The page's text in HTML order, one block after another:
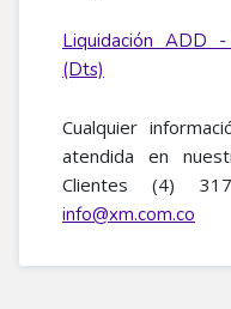
Liquidación ADD
(Dts)
Cualquier
atendida en
Clientes (4)
info@xm.com.co